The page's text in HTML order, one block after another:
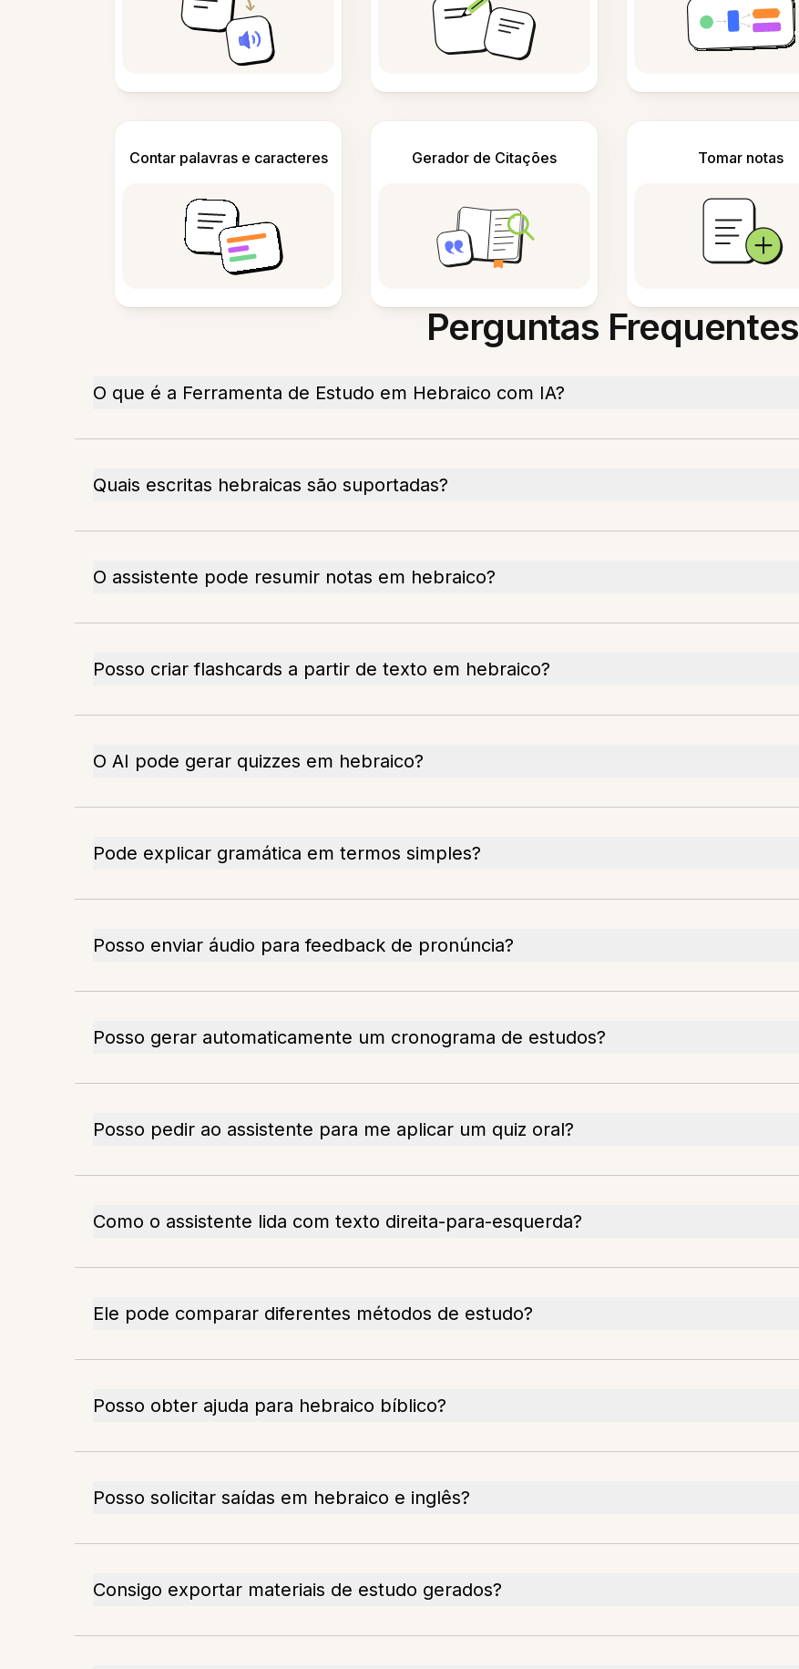
Contar palavras e caracteres Gerador de Citações Tomar notas
Perguntas Frequentes
O que é a Ferramenta de Estudo em Hebraico com IA?
Quais escritas hebraicas são suportadas?
O assistente pode resumir notas em hebraico?
Posso criar flashcards a partir de texto em hebraico?
O AI pode gerar quizzes em hebraico?
Pode explicar gramática em termos simples?
Posso enviar áudio para feedback de pronúncia?
Posso gerar automaticamente um cronograma de estudos?
Posso pedir ao assistente para me aplicar um quiz oral?
Como o assistente lida com texto direita-para-esquerda?
Ele pode comparar diferentes métodos de estudo?
Posso obter ajuda para hebraico bíblico?
Posso solicitar saídas em hebraico e inglês?
Consigo exportar materiais de estudo gerados?